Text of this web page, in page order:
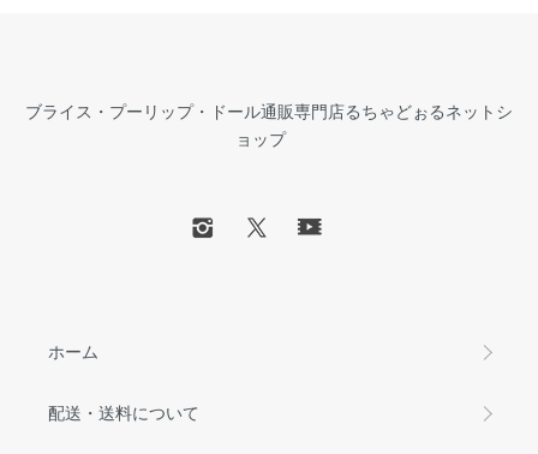
ブライス・プーリップ・ドール通販専門店るちゃどぉるネットシ
ョップ
ホーム
配送・送料について